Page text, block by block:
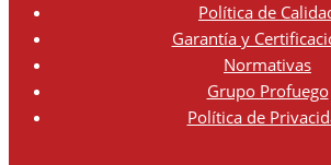
Política de
Garantía y
Normativas
Grupo Profuego
Política de